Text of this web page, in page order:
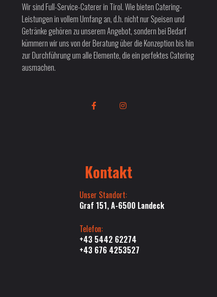
Wir sind Full-Service-Caterer in Tirol. Wie bieten Catering-
Leistungen in vollem Umfang an, d.h. nicht nur Speisen und
Getränke gehören zu unserem Angebot, sondern bei Bedarf
kümmern wir uns von der Beratung über die Konzeption bis hin
zur Durchführung um alle Elemente, die ein perfektes Catering
ausmachen.
Kontakt
Unser Standort:
Graf 151, A-6500 Landeck
Telefon:
+43 5442 62274
+43 676 4253527